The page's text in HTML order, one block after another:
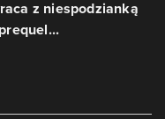
z niespodzianką